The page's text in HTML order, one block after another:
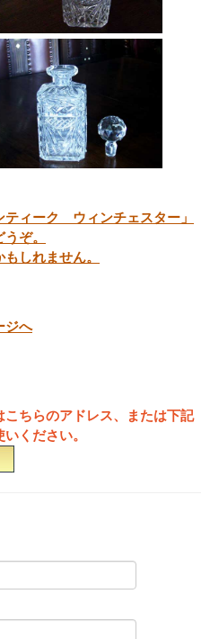
ィーク ウィンチェスター」
ぞ。
しれません。
ジへ
ちらのアドレス、または下記
ください。